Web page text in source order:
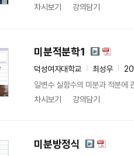
차시보기
강의담기
미분적분학1
덕성여자대학교 최성우
일변수 실함수의 미분과 적분에
차시보기
강의담기
미분방정식